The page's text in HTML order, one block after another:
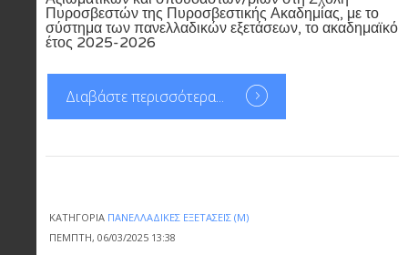
Πυροσβεστών της Πυροσβεστικής Ακαδημίας, με το
σύστημα των πανελλαδικών εξετάσεων, το ακαδημαϊκό
έτος 2025-2026
Διαβάστε περισσότερα...
ΚΑΤΗΓΟΡΊΑ ΠΑΝΕΛΛΑΔΙΚΈΣ ΕΞΕΤΆΣΕΙΣ (Μ)
ΠΈΜΠΤΗ, 06/03/2025 13:38